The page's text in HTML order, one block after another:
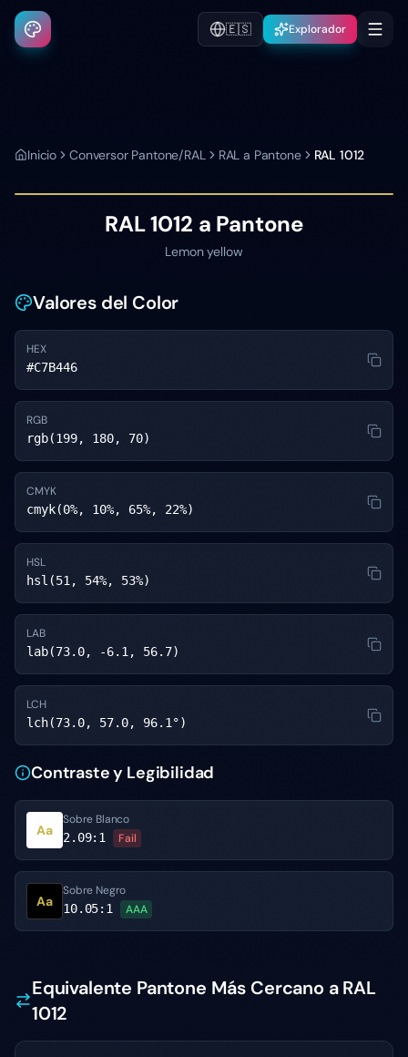
🇪🇸 Explorador
Inicio Conversor Pantone/RAL RAL a Pantone RAL 1012
RAL 1012 a Pantone
Lemon yellow
Valores del Color
HEX
#C7B446
RGB
rgb(199, 180, 70)
CMYK
cmyk(0%, 10%, 65%, 22%)
HSL
hsl(51, 54%, 53%)
LAB
lab(73.0, -6.1, 56.7)
LCH
lch(73.0, 57.0, 96.1°)
Contraste y Legibilidad
Aa
Sobre Blanco
2.09:1 Fail
Aa
Sobre Negro
10.05:1 AAA
Equivalente Pantone Más Cercano a RAL
1012